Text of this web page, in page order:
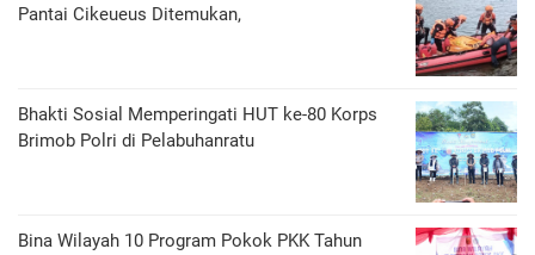
Pantai Cikeueus Ditemukan,
Bhakti Sosial Memperingati HUT ke-80 Korps
Brimob Polri di Pelabuhanratu
Bina Wilayah 10 Program Pokok PKK Tahun